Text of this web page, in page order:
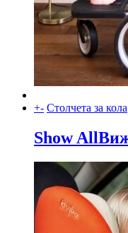
+- Столчета за кола
Show All